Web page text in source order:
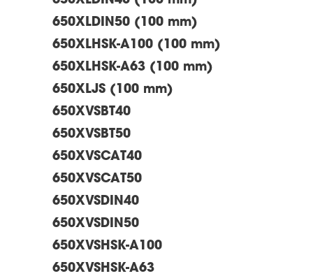
650XLDIN50 (100 mm)
650XLHSK-A100 (100 mm)
650XLHSK-A63 (100 mm)
650XLJS (100 mm)
650XVSBT40
650XVSBT50
650XVSCAT40
650XVSCAT50
650XVSDIN40
650XVSDIN50
650XVSHSK-A100
650XVSHSK-A63